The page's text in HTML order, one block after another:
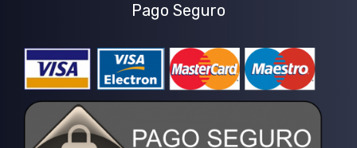
Pago Seguro